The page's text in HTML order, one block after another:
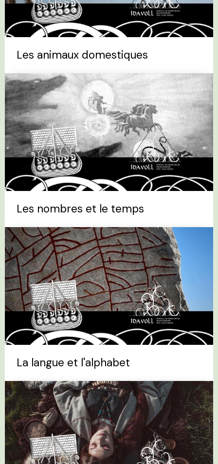
Les animaux domestiques
Les nombres et le temps
La langue et l'alphabet